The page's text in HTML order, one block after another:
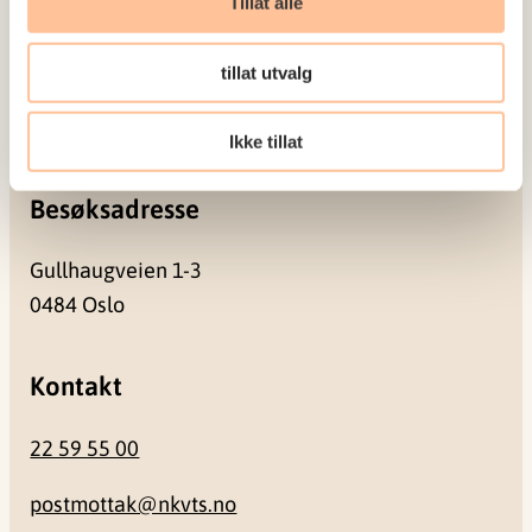
tillat utvalg
Ikke tillat
Postadresse
Besøksadresse
Gullhaugveien 1-3
0484 Oslo
Kontakt
22 59 55 00
postmottak@nkvts.no